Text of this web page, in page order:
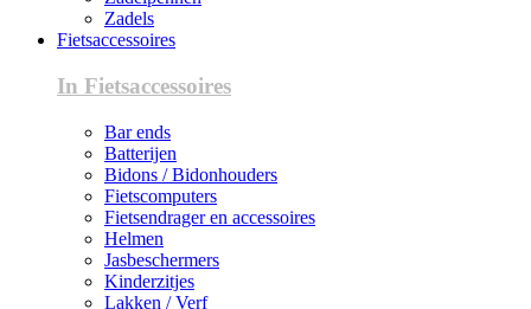
Zadels
Fietsaccessoires
In Fietsaccessoires
Bar ends
Batterijen
Bidons / Bidonhouders
Fietscomputers
Fietsendrager en accessoires
Helmen
Jasbeschermers
Kinderzitjes
Lakken / Verf